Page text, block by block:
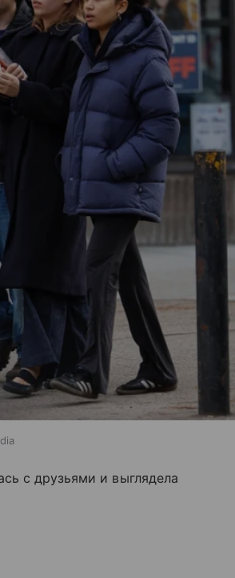
с друзьями и выглядела